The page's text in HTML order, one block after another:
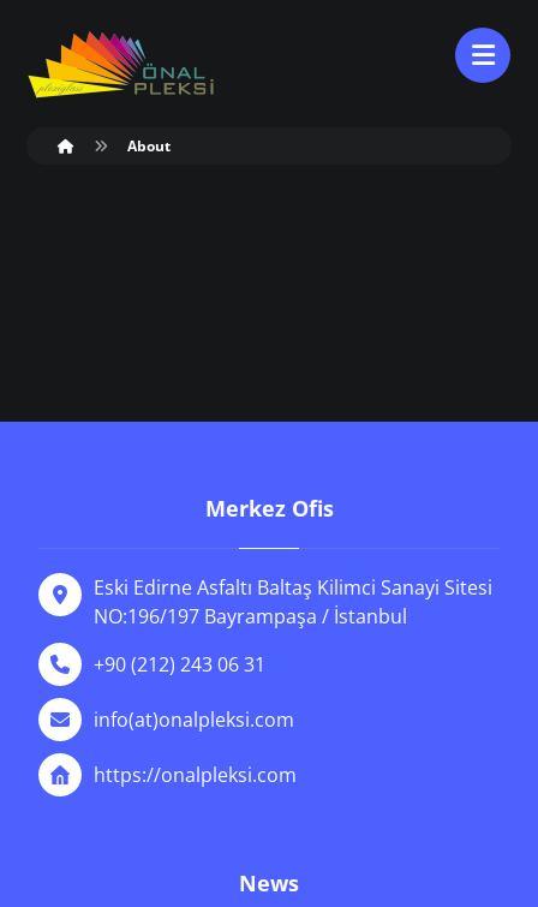
About
Merkez Ofis
Eski Edirne Asfaltı Baltaş Kilimci Sanayi Sitesi
NO:196/197 Bayrampaşa / İstanbul
+90 (212) 243 06 31
info(at)onalpleksi.com
https://onalpleksi.com
News